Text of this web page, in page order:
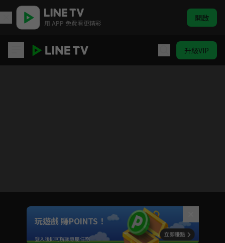
用 APP 免費看更精彩 開啟
升級VIP
Unmute
如有不便請見諒
玩遊戲 賺POINTS！
登入後即可解鎖專屬任務